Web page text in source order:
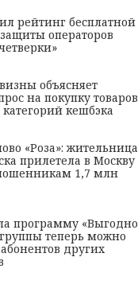
рейтинг бесплатной
операторов
объясняет
на покупку товаров
кешбэка
«Роза»: жительница
прилетела в Москву
1,7 млн
программу «Выгодно
теперь можно
других